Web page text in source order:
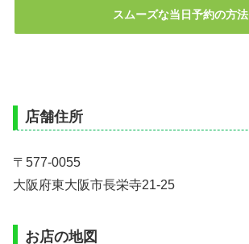
スムーズな当日予約の方法
店舗住所
〒577-0055
大阪府東大阪市長栄寺21-25
お店の地図